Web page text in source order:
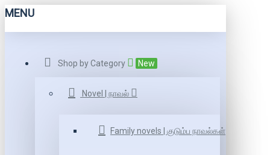
MENU
Shop by Category New
Novel | நாவல்
Family novels | குடும்ப நாவல்கள்